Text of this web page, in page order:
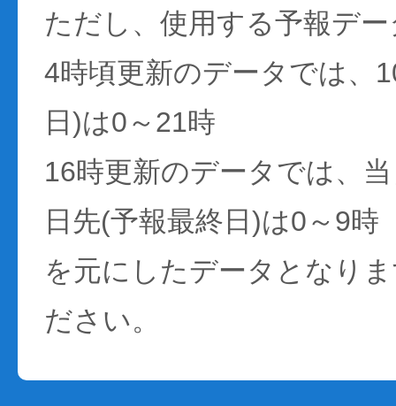
ただし、使用する予報デ
4時頃更新のデータでは、
日)は0～21時
16時更新のデータでは、
日先(予報最終日)は0～9時
を元にしたデータとなり
ださい。